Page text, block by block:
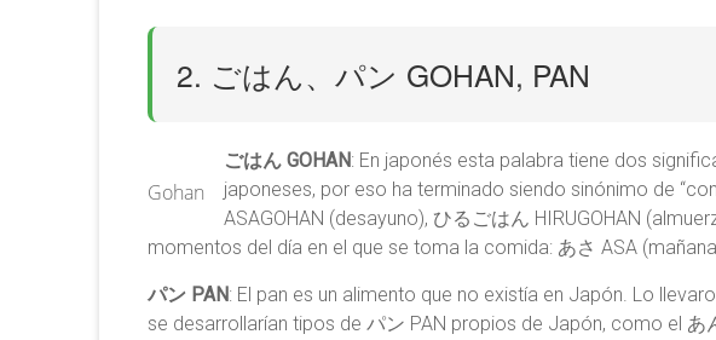
2. ごはん、パン GOHAN, PAN
Gohan
ごはん GOHAN: En japonés esta palabra tiene dos
japoneses, por eso ha terminado siendo sinónimo de
ASAGOHAN (desayuno), ひるごはん HIRUGOHAN
momentos del día en el que se toma la comida: あさ ASA
パン PAN: El pan es un alimento que no existía en Japón. Lo
se desarrollarían tipos de パン PAN propios de Japón, como el あ